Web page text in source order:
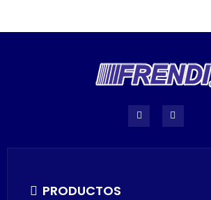
PRODUCTOS